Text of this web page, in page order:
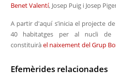
Benet Valentí, Josep Puig i Josep
A partir d'aquí s’inicia el projecte
40 habitatges per al nucli de
constituiràel naixement del Grup
Efemèrides relacionades